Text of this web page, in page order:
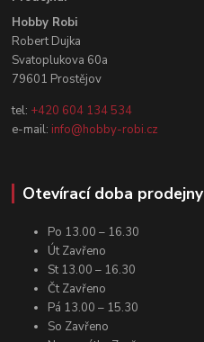
Hobby Robi
Robert Dujka
Svatoplukova 60a
79601 Prostějov
tel: +420 604 134 534
e-mail: info@hobby-robi.cz
Otevírací doba prodejny
Po 13.00 – 16.30
Út Zavřeno
St 13.00 – 16.30
Čt Zavřeno
Pá 13.00 – 15.30
So Zavřeno